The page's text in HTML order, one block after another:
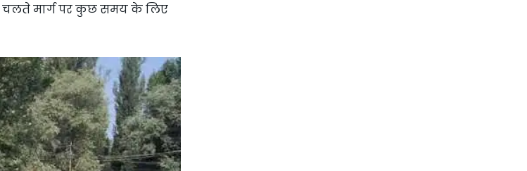
चलते मार्ग पर कुछ समय के लिए